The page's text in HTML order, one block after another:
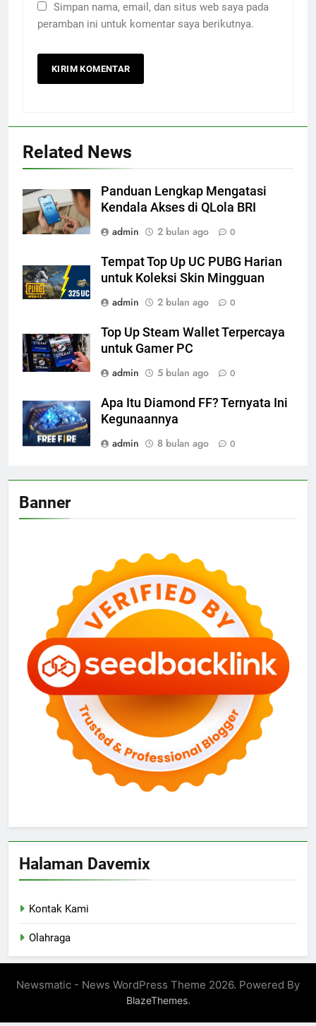
Simpan nama, email, dan situs web saya pada
peramban ini untuk komentar saya berikutnya.
Related News
Panduan Lengkap Mengatasi
Kendala Akses di QLola BRI
admin
2 bulan ago 0
Tempat Top Up UC PUBG Harian
untuk Koleksi Skin Mingguan
admin
2 bulan ago 0
Top Up Steam Wallet Terpercaya
untuk Gamer PC
admin
5 bulan ago 0
Apa Itu Diamond FF? Ternyata Ini
Kegunaannya
admin
8 bulan ago 0
Banner
Halaman Davemix
Kontak Kami
Olahraga
Newsmatic - News WordPress Theme 2026. Powered By
BlazeThemes.